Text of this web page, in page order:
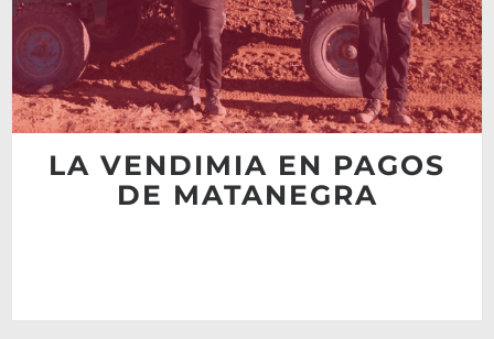
LA VENDIMIA EN PAGOS
DE MATANEGRA